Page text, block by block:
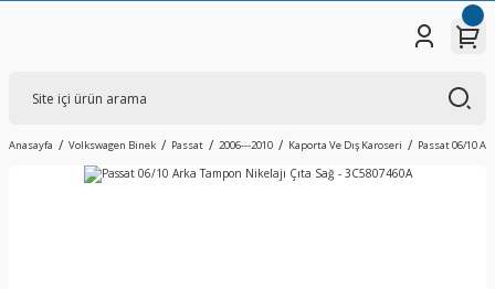
Anasayfa Volkswagen Binek Passat 2006---2010 Kaporta Ve Dış Karoseri Passat 06/10